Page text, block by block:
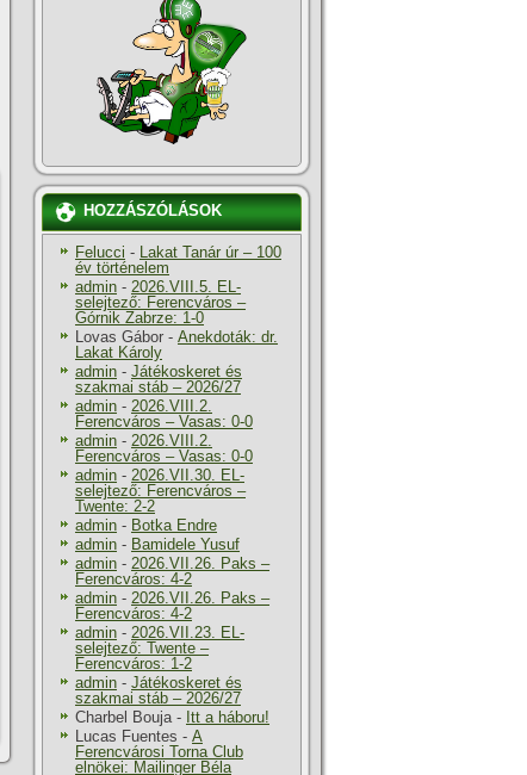
HOZZÁSZÓLÁSOK
Felucci - Lakat Tanár úr – 100
év történelem
admin - 2026.VIII.5. EL-
selejtező: Ferencváros –
Górnik Zabrze: 1-0
Lovas Gábor - Anekdoták: dr.
Lakat Károly
admin - Játékoskeret és
szakmai stáb – 2026/27
admin - 2026.VIII.2.
Ferencváros – Vasas: 0-0
admin - 2026.VIII.2.
Ferencváros – Vasas: 0-0
admin - 2026.VII.30. EL-
selejtező: Ferencváros –
Twente: 2-2
admin - Botka Endre
admin - Bamidele Yusuf
admin - 2026.VII.26. Paks –
Ferencváros: 4-2
admin - 2026.VII.26. Paks –
Ferencváros: 4-2
admin - 2026.VII.23. EL-
selejtező: Twente –
Ferencváros: 1-2
admin - Játékoskeret és
szakmai stáb – 2026/27
Charbel Bouja- Itt a háboru!
Lucas Fuentes - A
Ferencvárosi Torna Club
elnökei: Mailinger Béla